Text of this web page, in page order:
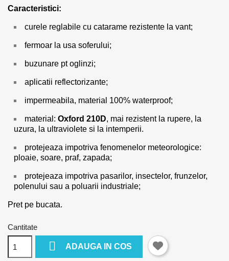
Caracteristici:
curele reglabile cu catarame rezistente la vant;
fermoar la usa soferului;
buzunare pt oglinzi;
aplicatii reflectorizante;
impermeabila, material 100% waterproof;
material: Oxford 210D, mai rezistent la rupere, la
uzura, la ultraviolete si la intemperii.
protejeaza impotriva fenomenelor meteorologice:
ploaie, soare, praf, zapada;
protejeaza impotriva pasarilor, insectelor, frunzelor,
polenului sau a poluarii industriale;
Pret pe bucata.
Cantitate
 ADAUGA IN COS